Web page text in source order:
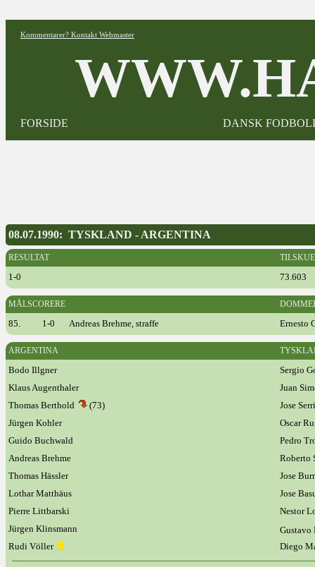
Kommentarer? Kontakt Webmaster
FORSIDE DANSK
08.07.1990: TYSKLAND - ARGENTINA
RESULTAT
1-0 73.603
MÅLSCORERE
85. 1-0 Andreas Brehme, straffe Ernesto
ARGENTINA
Bodo Illgner
Sergio
Klaus Augenthaler
Juan
Thomas Berthold
(73)
Jose
Jürgen Kohler
Oscar
Guido Buchwald
Pedro
Andreas Brehme
Roberto
Thomas Hässler
Jose
Lothar Matthäus
Jose
Pierre Littbarski
Nestor
Jürgen Klinsmann
Gustavo
Rudi Völler
Diego